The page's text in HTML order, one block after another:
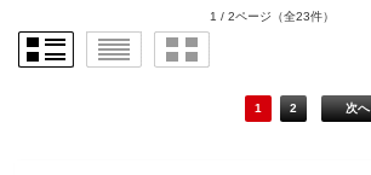
1 / 2ページ （全23件）
1 2 次へ